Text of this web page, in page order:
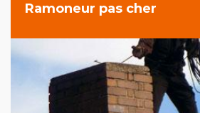
Ramoneur pas cher